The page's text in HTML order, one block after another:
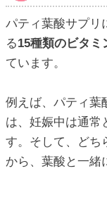
パティ葉酸サプリ
る15種類のビタ
ています。
例えば、パティ葉
は、妊娠中は通常
す。そして、どち
から、葉酸と一緒